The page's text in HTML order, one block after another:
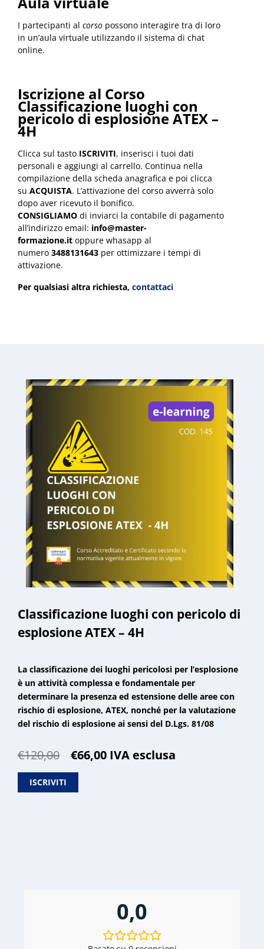
I partecipanti al corso possono interagire tra di loro
in un’aula virtuale utilizzando il sistema di chat
online.
Iscrizione al Corso
Classificazione luoghi con
pericolo di esplosione ATEX –
4H
Clicca sul tasto ISCRIVITI, inserisci i tuoi dati
personali e aggiungi al carrello. Continua nella
compilazione della scheda anagrafica e poi clicca
su ACQUISTA. L’attivazione del corso avverrà solo
dopo aver ricevuto il bonifico.
CONSIGLIAMO di inviarci la contabile di pagamento
all’indirizzo email: info@master-
formazione.it oppure whasapp al
numero 3488131643 per ottimizzare i tempi di
attivazione.
Per qualsiasi altra richiesta, contattaci
Classificazione luoghi con pericolo di
esplosione ATEX – 4H
La classificazione dei luoghi pericolosi per l’esplosione
è un attività complessa e fondamentale per
determinare la presenza ed estensione delle aree con
rischio di esplosione, ATEX, nonché per la valutazione
del rischio di esplosione ai sensi del D.Lgs. 81/08
€120,00
Il
era:
€66,00IlIVA esclusa
ISCRIVITI
0,0